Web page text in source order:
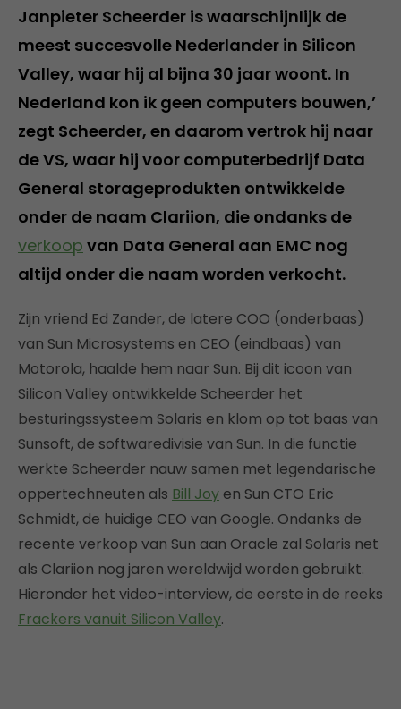
Janpieter Scheerder is waarschijnlijk de
meest succesvolle Nederlander in Silicon
Valley, waar hij al bijna 30 jaar woont. In
Nederland kon ik geen computers bouwen,’
zegt Scheerder, en daarom vertrok hij naar
de VS, waar hij voor computerbedrijf Data
General storageprodukten ontwikkelde
onder de naam Clariion, die ondanks de
verkoop van Data General aan EMC nog
altijd onder die naam worden verkocht.
Zijn vriend Ed Zander, de latere COO (onderbaas)
van Sun Microsystems en CEO (eindbaas) van
Motorola, haalde hem naar Sun. Bij dit icoon van
Silicon Valley ontwikkelde Scheerder het
besturingssysteem Solaris en klom op tot baas van
Sunsoft, de softwaredivisie van Sun. In die functie
werkte Scheerder nauw samen met legendarische
oppertechneuten als Bill Joy en Sun CTO Eric
Schmidt, de huidige CEO van Google. Ondanks de
recente verkoop van Sun aan Oracle zal Solaris net
als Clariion nog jaren wereldwijd worden gebruikt.
Hieronder het video-interview, de eerste in de reeks
Frackers vanuit Silicon Valley.